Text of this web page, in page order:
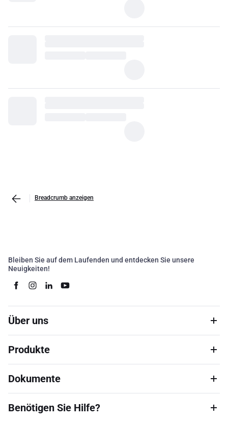
Breadcrumb anzeigen
Bleiben Sie auf dem Laufenden und entdecken Sie unsere
Neuigkeiten!
Über uns
Produkte
Dokumente
Benötigen Sie Hilfe?